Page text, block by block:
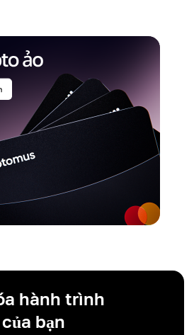
hành trình
bạn